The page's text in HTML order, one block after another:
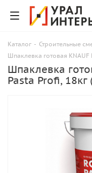
Каталог - Строительные
Шпаклевка готовая
Шпаклевка
Pasta Profi,